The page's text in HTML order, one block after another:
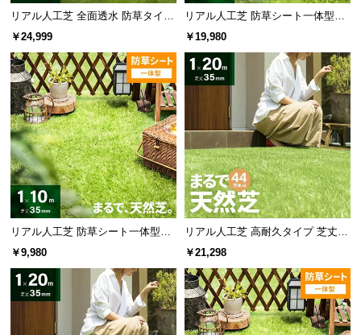
リアル人工芝 全面透水 防草タイプ
芝丈35mm 1×20m
￥24,999
リアル人工芝 防草シート一体型タ
イプ 芝丈35mm 2×10m（自然な見
￥19,980
リアル人工芝 防草シート一体型タ
イプ 芝丈35mm 1×10m（自然な見
￥9,980
リアル人工芝 高耐久タイプ 芝丈35
mm 1×20m 防草シート付（自然な
￥21,298